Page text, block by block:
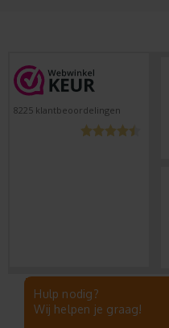
8225 klantbeoordelingen
Hulp nodig?
Wij helpen je graag!